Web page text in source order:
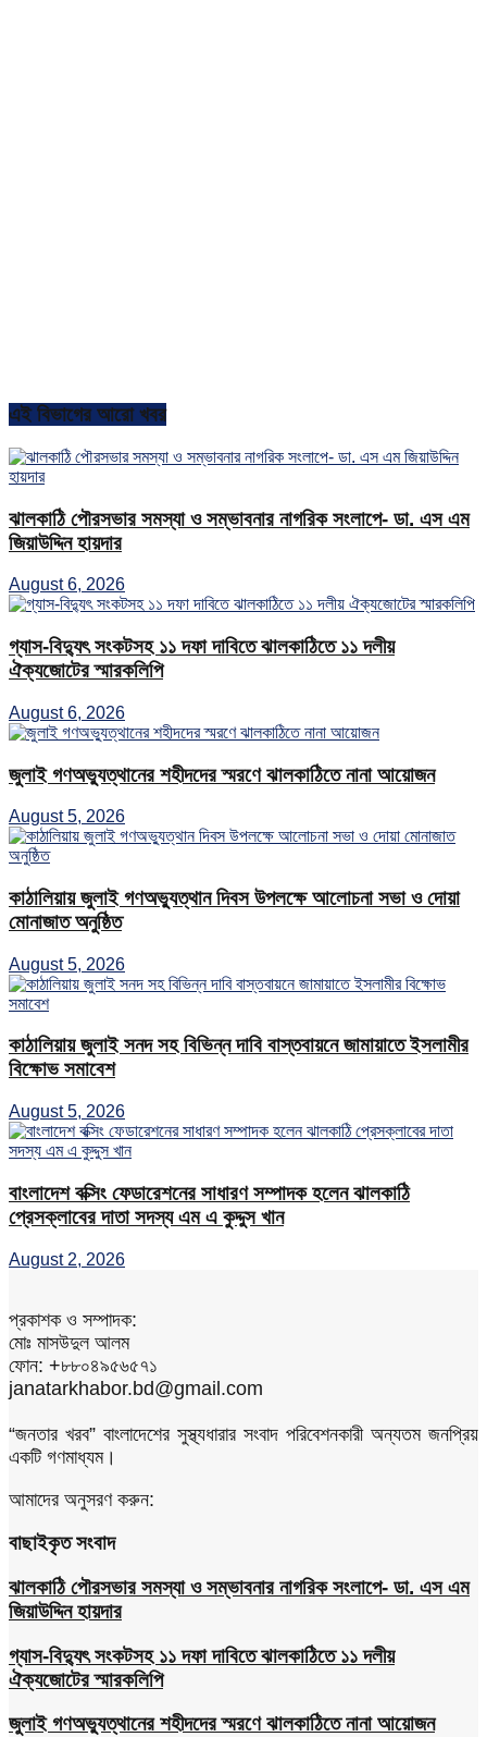
এই বিভাগের আরো খবর
ঝালকাঠি পৌরসভার সমস্যা ও সম্ভাবনার নাগরিক সংলাপে- ডা. এস এম
জিয়াউদ্দিন হায়দার
August 6, 2026
গ্যাস-বিদ্যুৎ সংকটসহ ১১ দফা দাবিতে ঝালকাঠিতে ১১ দলীয়
ঐক্যজোটের স্মারকলিপি
August 6, 2026
জুলাই গণঅভ্যুত্থানের শহীদদের স্মরণে ঝালকাঠিতে নানা আয়োজন
August 5, 2026
কাঠালিয়ায় জুলাই গণঅভ্যুত্থান দিবস উপলক্ষে আলোচনা সভা ও দোয়া
মোনাজাত অনুষ্ঠিত
August 5, 2026
কাঠালিয়ায় জুলাই সনদ সহ বিভিন্ন দাবি বাস্তবায়নে জামায়াতে ইসলামীর
বিক্ষোভ সমাবেশ
August 5, 2026
বাংলাদেশ বক্সিং ফেডারেশনের সাধারণ সম্পাদক হলেন ঝালকাঠি
প্রেসক্লাবের দাতা সদস্য এম এ কুদ্দুস খান
August 2, 2026
প্রকাশক ও সম্পাদক:
মোঃ মাসউদুল আলম
ফোন: +৮৮০৪৯৫৬৫৭১
janatarkhabor.bd@gmail.com
“জনতার খরব” বাংলাদেশের সুস্থ্যধারার সংবাদ পরিবেশনকারী অন্যতম জনপ্রিয়
একটি গণমাধ্যম।
আমাদের অনুসরণ করুন:
বাছাইকৃত সংবাদ
ঝালকাঠি পৌরসভার সমস্যা ও সম্ভাবনার নাগরিক সংলাপে- ডা. এস এম
জিয়াউদ্দিন হায়দার
গ্যাস-বিদ্যুৎ সংকটসহ ১১ দফা দাবিতে ঝালকাঠিতে ১১ দলীয়
ঐক্যজোটের স্মারকলিপি
জুলাই গণঅভ্যুত্থানের শহীদদের স্মরণে ঝালকাঠিতে নানা আয়োজন